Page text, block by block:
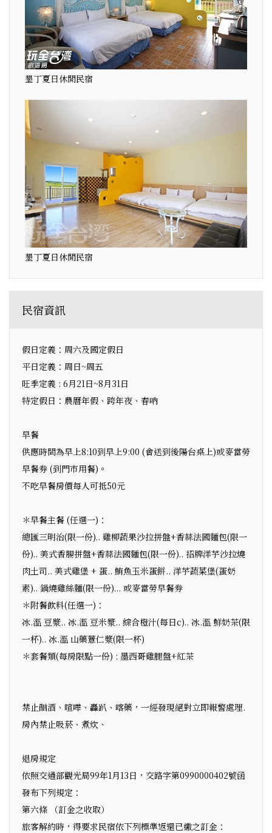
墾丁夏日休閒民宿
墾丁夏日休閒民宿
民宿資訊
假日定義：周六及國定假日
平日定義：周日~周五
旺季定義 : 6月21日~8月31日
特定假日：農曆年假、跨年夜、春吶
早餐
供應時間為早上8:10到早上9:00 (會送到後陽台桌上)或麥當勞
早餐券 (到門市用餐)。
不吃早餐房價每人可抵50元
＊早餐主餐 (任選一)：
總匯三明治(限一份).. 雞柳蔬果沙拉拼盤+香蒜法國麵包(限一
份).. 美式香腸拼盤+香蒜法國麵包(限一份).. 招牌洋芋沙拉燒
肉土司.. 美式雞堡 + 蛋.. 鮪魚玉米蛋餅.. 洋芋蔬菜堡(蛋奶
素).. 鍋燒雞絲麵(限一份)... 或麥當勞早餐券
＊附餐飲料(任選一)：
冰.溫 豆漿.. 冰.溫 豆米漿.. 綜合橙汁(每日c).. 冰.溫 鮮奶茶(限
一杯).. 冰.溫 山藥薏仁漿(限一杯)
＊套餐類(每房限點一份) : 墨西哥雞腿盤+紅茶
禁止酗酒、喧嘩、轟趴、喀藥，一經發現絕對立即報警處理.
房內禁止吸菸、煮炊、
退房規定
依照交通部觀光局99年1月13日，交路字第0990000402號函
發布下列規定：
第六條 （訂金之收取）
旅客解約時，得要求民宿依下列標準返還已繳之訂金：